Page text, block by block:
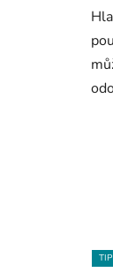
TIP